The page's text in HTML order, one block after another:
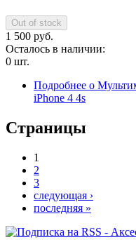
1 500 руб.
Осталось в наличии:
0 шт.
Подробнее о
iPhone 4 4s
Страницы
1
2
3
следующая ›
последняя »